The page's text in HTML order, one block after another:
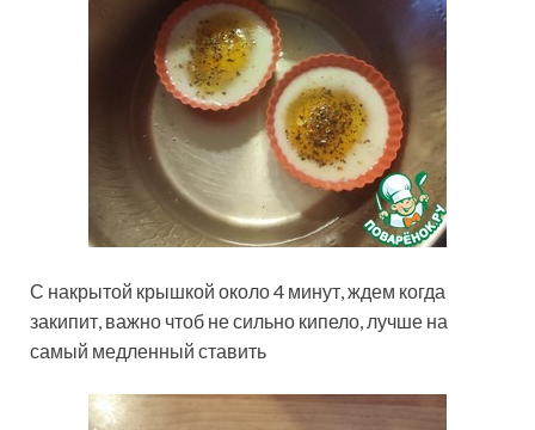
С накрытой крышкой около 4 минут, ждем когда
закипит, важно чтоб не сильно кипело, лучше на
самый медленный ставить